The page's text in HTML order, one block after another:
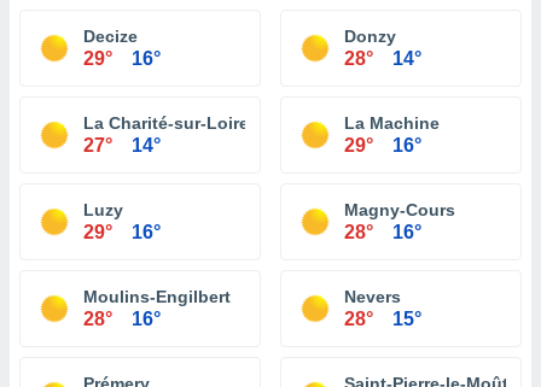
Decize
29° 16°
Donzy
28° 14°
La Charité-sur-Loire
27° 14°
La Machine
29° 16°
Luzy
29° 16°
Magny-Cours
28° 16°
Moulins-Engilbert
28° 16°
Nevers
28° 15°